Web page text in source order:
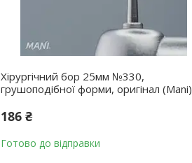
Хірургічний бор 25мм №330,
грушоподібної форми, оригінал (Mani)
186 ₴
Готово до відправки